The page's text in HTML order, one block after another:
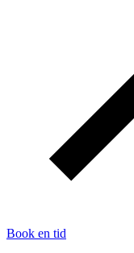
Book en tid